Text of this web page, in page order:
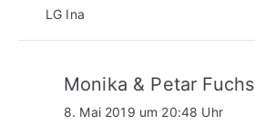
LG Ina
Monika & Petar Fuchs
8. Mai 2019 um 20:48 Uhr